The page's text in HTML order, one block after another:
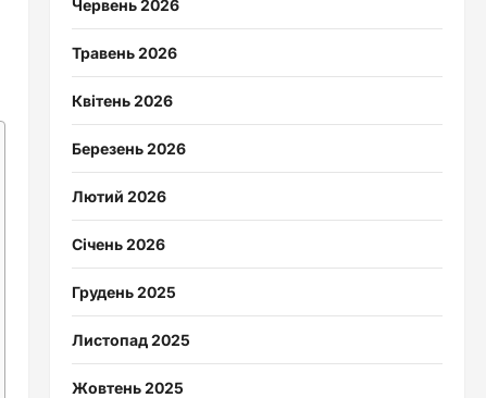
Червень 2026
Травень 2026
Квітень 2026
Березень 2026
Лютий 2026
Січень 2026
Грудень 2025
Листопад 2025
Жовтень 2025